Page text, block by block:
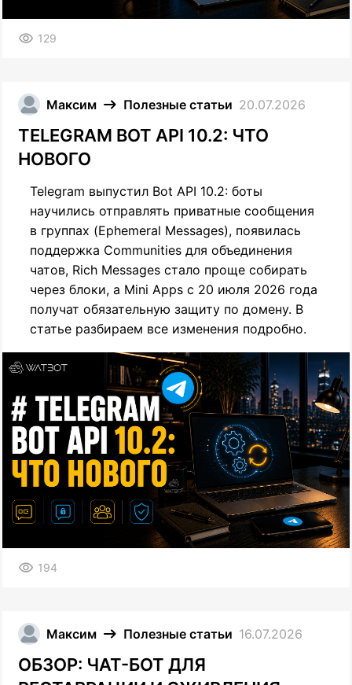
129
Максим Полезные статьи 20.07.2026
TELEGRAM BOT API 10.2: ЧТО
НОВОГО
Telegram выпустил Bot API 10.2: боты
научились отправлять приватные сообщения
в группах (Ephemeral Messages), появилась
поддержка Communities для объединения
чатов, Rich Messages стало проще собирать
через блоки, а Mini Apps с 20 июля 2026 года
получат обязательную защиту по домену. В
статье разбираем все изменения подробно.
194
Максим Полезные статьи 16.07.2026
ОБЗОР: ЧАТ-БОТ ДЛЯ